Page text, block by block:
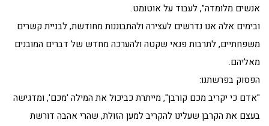
אנשים מלומדה", לעבוד על אוטומט.
ובימים אלה אנו נדרשים לעצירה ולהתבוננות מחודשת, לבניית קשרים
משפחתיים, לתרבות פנאי שקטה ולהערכה מחדש של דברים המובנים
מאליהם.
הפסוק בפרשתנו:
"אדם כי יקריב מכם קורבן", מייתרת כביכול את המילה 'מכם', ומדגישה
בעצם את הקרבן שעלינו להקריב למען הזולת, שהרי אהבה דורשת